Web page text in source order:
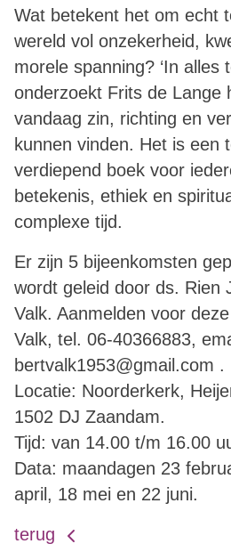
Wat betekent het om echt
wereld vol onzekerheid,
morele spanning? ‘In alles
onderzoekt Frits de Lange
vandaag zin, richting en
kunnen vinden. Het is een
verdiepend boek voor
betekenis, ethiek en
complexe tijd.
Er zijn 5 bijeenkomsten
wordt geleid door ds. Rien
Valk. Aanmelden voor
Valk, tel. 06-40366883,
bertvalk1953@gmail.com .
Locatie: Noorderkerk,
1502 DJ Zaandam.
Tijd: van 14.00 t/m 16.00
Data: maandagen 23
april, 18 mei en 22 juni.
terug